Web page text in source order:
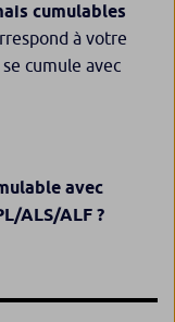
cumulables
à votre
cumule avec
avec
ALS/ALF ?